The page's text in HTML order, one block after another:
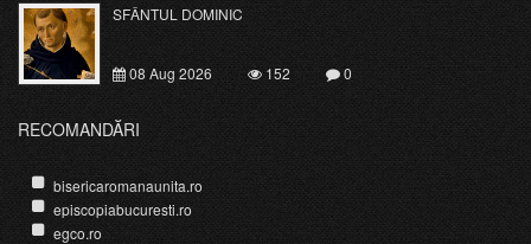
SFÂNTUL DOMINIC
08 Aug 2026 152 0
RECOMANDĂRI
bisericaromanaunita.ro
episcopiabucuresti.ro
egco.ro